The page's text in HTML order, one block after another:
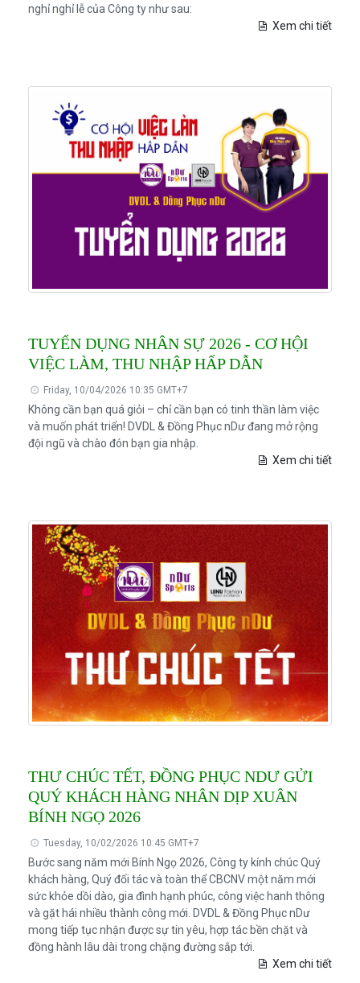
nghỉ nghỉ lễ của Công ty như sau:
Xem chi tiết
TUYỂN DỤNG NHÂN SỰ 2026 - CƠ HỘI
VIỆC LÀM, THU NHẬP HẤP DẪN
Friday, 10/04/2026 10:35 GMT+7
Không cần bạn quá giỏi – chỉ cần bạn có tinh thần làm việc
và muốn phát triển! DVDL & Đồng Phục nDư đang mở rộng
đội ngũ và chào đón bạn gia nhập.
Xem chi tiết
THƯ CHÚC TẾT, ĐỒNG PHỤC NDƯ GỬI
QUÝ KHÁCH HÀNG NHÂN DỊP XUÂN
BÍNH NGỌ 2026
Tuesday, 10/02/2026 10:45 GMT+7
Bước sang năm mới Bính Ngọ 2026, Công ty kính chúc Quý
khách hàng, Quý đối tác và toàn thể CBCNV một năm mới
sức khỏe dồi dào, gia đình hạnh phúc, công việc hanh thông
và gặt hái nhiều thành công mới. DVDL & Đồng Phục nDư
mong tiếp tục nhận được sự tin yêu, hợp tác bền chặt và
đồng hành lâu dài trong chặng đường sắp tới.
Xem chi tiết